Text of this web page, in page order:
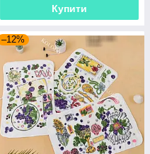
Купити
–12%